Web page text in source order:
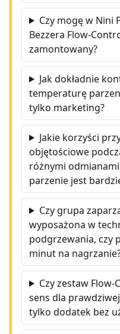
Czy mogę w Nini
Bezzera Flow-
zamontowany?
Jak dokładnie
temperaturę
tylko marketing?
Jakie korzyści
objętościowe
różnymi
parzenie jest
Czy grupa
wyposażona w
podgrzewania, czy
minut na
Czy zestaw
sens dla
tylko dodatek bez